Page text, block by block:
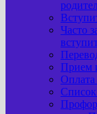
Часто
Прием
Оплата